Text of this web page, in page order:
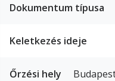
Dokumentum típusa
Keletkezés ideje
Őrzési hely